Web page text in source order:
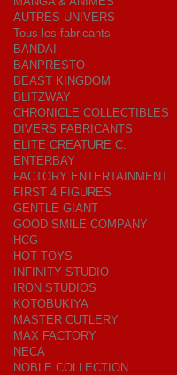
AUTRES UNIVERS
Tous les fabricants
BANDAI
BANPRESTO
BEAST KINGDOM
BLITZWAY
CHRONICLE COLLECTIBLES
DIVERS FABRICANTS
ELITE CREATURE C.
ENTERBAY
FACTORY ENTERTAINMENT
FIRST 4 FIGURES
GENTLE GIANT
GOOD SMILE COMPANY
HCG
HOT TOYS
INFINITY STUDIO
IRON STUDIOS
KOTOBUKIYA
MASTER CUTLERY
MAX FACTORY
NECA
NOBLE COLLECTION